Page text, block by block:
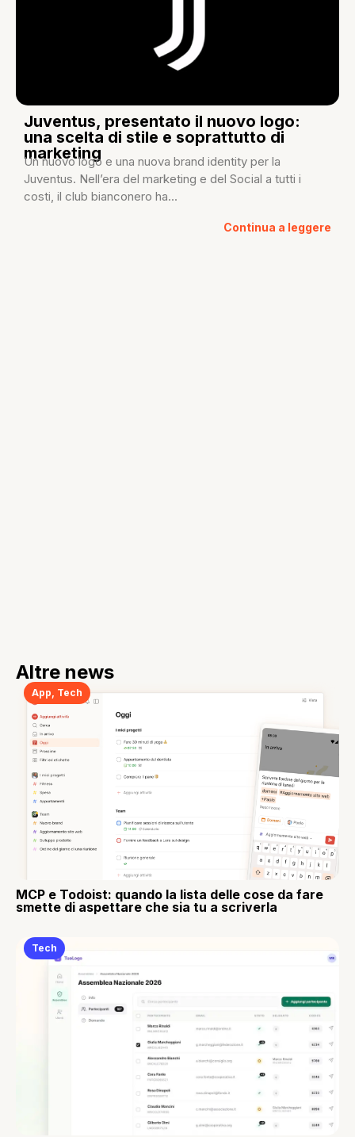
Juventus, presentato il nuovo logo:
una scelta di stile e soprattutto di
marketing
Un nuovo logo e una nuova brand identity per la
Juventus. Nell’era del marketing e del Social a tutti i
costi, il club bianconero ha...
Continua a leggere
Altre news
App Tech
MCP e Todoist: quando la lista delle cose da fare
smette di aspettare che sia tu a scriverla
Tech